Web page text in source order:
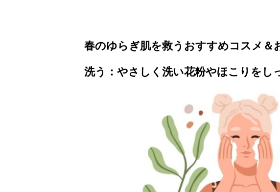
春のゆらぎ肌を救うおすすめコスメ＆
洗う：やさしく洗い花粉やほこりをし